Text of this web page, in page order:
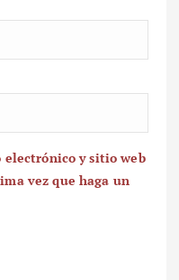
electrónico y sitio web
vez que haga un